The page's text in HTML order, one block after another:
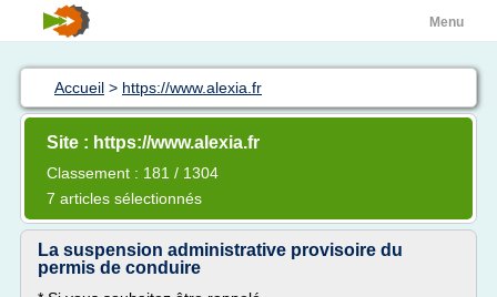
Menu
Accueil > https://www.alexia.fr
Site : https://www.alexia.fr
Classement : 181 / 1304
7 articles sélectionnés
La suspension administrative provisoire du
permis de conduire